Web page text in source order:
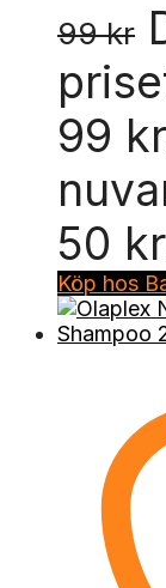
99kr
99
50
Köp hos